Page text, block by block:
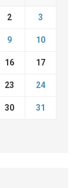
2 3
9 10
16 17
23 24
30 31